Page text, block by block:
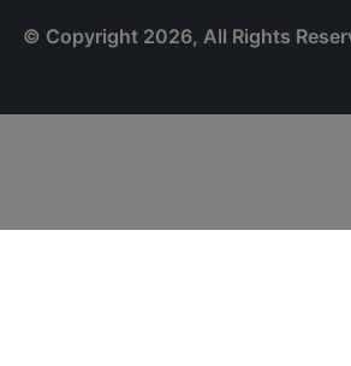
© Copyright 2026, All Rights